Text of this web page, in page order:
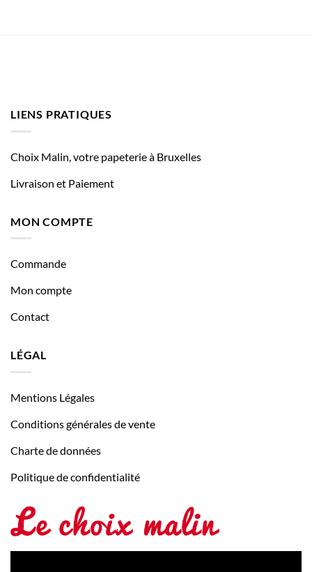
LIENS PRATIQUES
Choix Malin, votre papeterie à Bruxelles
Livraison et Paiement
MON COMPTE
Commande
Mon compte
Contact
LÉGAL
Mentions Légales
Conditions générales de vente
Charte de données
Politique de confidentialité